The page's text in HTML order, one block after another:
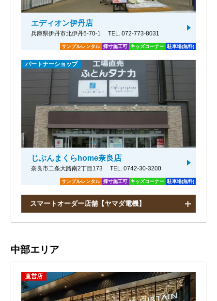
エディオン伊丹店
兵庫県伊丹市北伊丹5-70-1 TEL. 072-773-8031
サンプルレンタル 採寸施工可 キッズコーナー 駐車場(無料)
パートナーショップ
じぶんまくらhome奈良店
奈良市二条大路南2丁目173 TEL. 0742-30-3200
サンプルレンタル 採寸施工可 キッズコーナー 駐車場(無料)
スマートオーダー店舗【ヤマダ電機】
中部エリア
直営店